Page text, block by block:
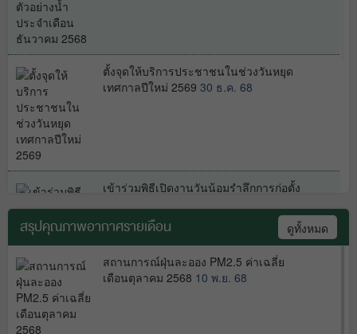
ตั้งจุดให้บริการประชาชนในช่วงวันหยุด
เทศกาลปีใหม่ 2569 30 ธ.ค. 68
เข้าร่วมพิธีเปิดงานวันน้อมรำลึกการก่อตั้ง
เสื่อมโทรมเขาชะงุ้ม อันเนื่องมาจากพระ
ราชดำริ 29 ธ.ค. 68
สรุปคุณภาพอากาศรายเดือน ดูทั้งหมด
สถานการณ์ฝุ่นละออง PM2.5 ค่าเฉลี่ย
เดือนตุลาคม 2568 10 พ.ย. 68